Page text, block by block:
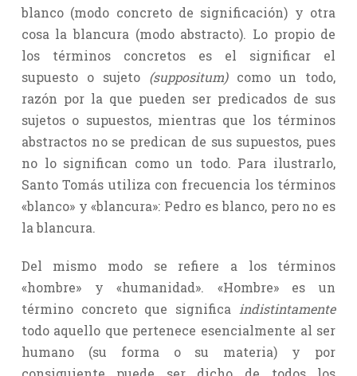
blanco (modo concreto de significación) y otra
cosa la blancura (modo abstracto). Lo propio de
los términos concretos es el significar el
supuesto o sujeto (suppositum) como un todo,
razón por la que pueden ser predicados de sus
sujetos o supuestos, mientras que los términos
abstractos no se predican de sus supuestos, pues
no lo significan como un todo. Para ilustrarlo,
Santo Tomás utiliza con frecuencia los términos
«blanco» y «blancura»: Pedro es blanco, pero no es
la blancura.
Del mismo modo se refiere a los términos
«hombre» y «humanidad». «Hombre» es un
término concreto que significa indistintamente
todo aquello que pertenece esencialmente al ser
humano (su forma o su materia) y por